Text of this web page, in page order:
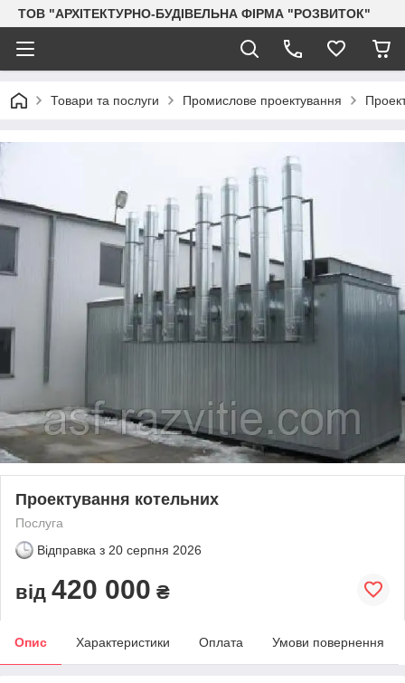
ТОВ "АРХІТЕКТУРНО-БУДІВЕЛЬНА ФІРМА "РОЗВИТОК"
Товари та послуги Промислове проектування
Проектування котельних
Послуга
Відправка з 20 серпня 2026
від 420 000 ₴
Опис Характеристики Оплата Умови повернення